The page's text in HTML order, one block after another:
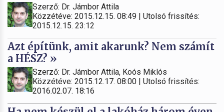
Szerző: Dr. Jámbor Attila
Közzétéve: 2015.12.15. 08:49 | Utolsó frissítés:
2015.12.15. 23:12
Azt építünk, amit akarunk? Nem számít
a HÉSZ? »
Szerző: Dr. Jámbor Attila, Koós Miklós
Közzétéve: 2015.12.17. 08:00 | Utolsó frissítés:
2016.02.07. 18:16